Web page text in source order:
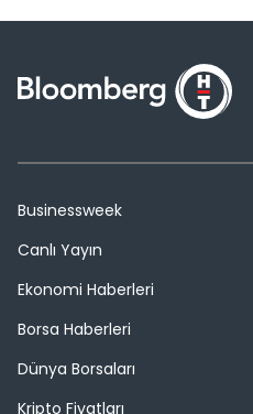
Businessweek
Canlı Yayın
Ekonomi Haberleri
Borsa Haberleri
Dünya Borsaları
Kripto Fiyatları